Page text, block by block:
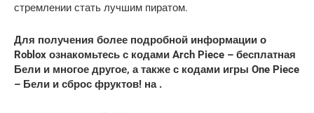
стремлении стать лучшим пиратом.
Для получения более подробной информации о
Roblox ознакомьтесь с кодами Arch Piece – бесплатная
Бели и многое другое, а также с кодами игры One Piece
– Бели и сброс фруктов! на .